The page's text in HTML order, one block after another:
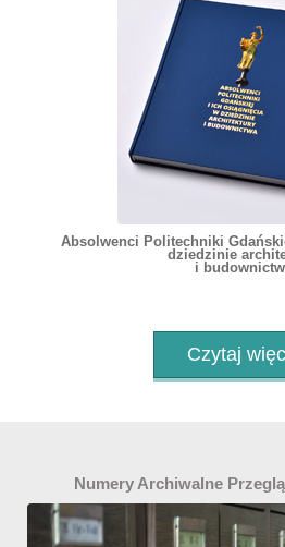
Absolwenci Politechniki
dziedzinie
i
Czytaj
Numery Archiwalne